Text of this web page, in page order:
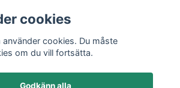
cookies
använder cookies. Du måste
om du vill fortsätta.
Godkänn alla